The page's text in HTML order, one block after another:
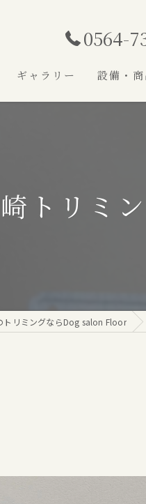
0564-
ギャラリー 設備・
トリミ
トリミングならDog salon Floor